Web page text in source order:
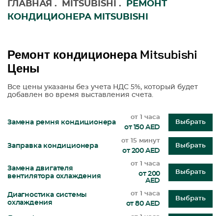
ГЛАВНАЯ . MITSUBISHI .
РЕМОНТ
КОНДИЦИОНЕРА MITSUBISHI
Ремонт кондиционера Mitsubishi
Цены
Все цены указаны без учета НДС 5%, который будет
добавлен во время выставления счета.
Замена ремня кондиционера
от 1 часа
от 150 AED
Выбрать
Заправка кондиционера
от 15 минут
от 200 AED
Выбрать
Замена двигателя
вентилятора охлаждения
от 1 часа
от 200
AED
Выбрать
Диагностика системы
охлаждения
от 1 часа
от 80 AED
Выбрать